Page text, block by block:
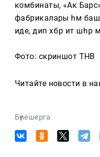
комбинаты, «Ак
фабрикалары һәм
иде, дип хәбәр итә
Фото: скриншот ТНВ
Читайте новости в
Бүлешергә